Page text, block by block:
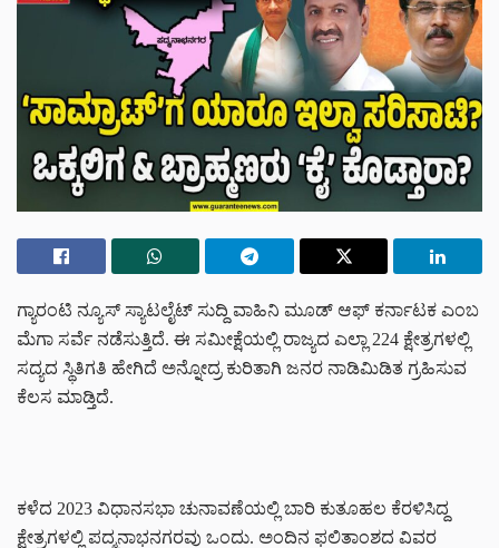
ಗ್ಯಾರಂಟಿ ನ್ಯೂಸ್ ಸ್ಯಾಟಲೈಟ್ ಸುದ್ದಿ ವಾಹಿನಿ ಮೂಡ್ ಆಫ್ ಕರ್ನಾಟಕ ಎಂಬ
ಮೆಗಾ ಸರ್ವೆ ನಡೆಸುತ್ತಿದೆ. ಈ ಸಮೀಕ್ಷೆಯಲ್ಲಿ ರಾಜ್ಯದ ಎಲ್ಲಾ 224 ಕ್ಷೇತ್ರಗಳಲ್ಲಿ
ಸದ್ಯದ ಸ್ಥಿತಿಗತಿ ಹೇಗಿದೆ ಅನ್ನೋದ್ರ ಕುರಿತಾಗಿ ಜನರ ನಾಡಿಮಿಡಿತ ಗ್ರಹಿಸುವ
ಕೆಲಸ ಮಾಡ್ತಿದೆ.
ಕಳೆದ 2023 ವಿಧಾನಸಭಾ ಚುನಾವಣೆಯಲ್ಲಿ ಬಾರಿ ಕುತೂಹಲ ಕೆರಳಿಸಿದ್ದ
ಕ್ಷೇತ್ರಗಳಲ್ಲಿ ಪದ್ಮನಾಭನಗರವು ಒಂದು. ಅಂದಿನ ಫಲಿತಾಂಶದ ವಿವರ